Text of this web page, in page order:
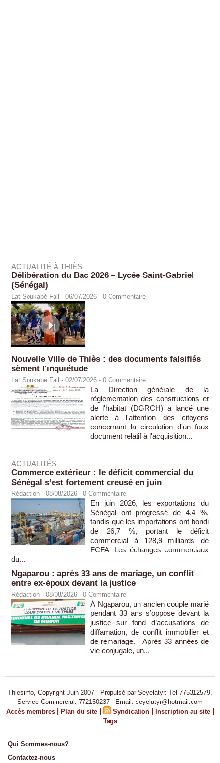
ACTUALITÉ À THIÈS
Délibération du Bac 2026 – Lycée Saint-Gabriel
(Sénégal)
Lat Soukabé Fall - 06/07/2026 - 0 Commentaire
Nouvelle Ville de Thiès : des documents falsifiés
sèment l'inquiétude
Lat Soukabé Fall - 02/07/2026 - 0 Commentaire
La Direction générale de la
réglementation des constructions et
de l'habitat (DGRCH) a lancé une
alerte à l'attention des citoyens
concernant la circulation d'un faux
document relatif à l'acquisition...
ACTUALITÉS
Commerce extérieur : le déficit commercial du
Sénégal s’est fortement creusé en juin
Rédaction - 08/08/2026 - 0 Commentaire
En juin 2026, les exportations du
Sénégal ont progressé de 4,4 %,
tandis que les importations ont bondi
de 26,7 %, portant le déficit
commercial à 128,9 milliards de
FCFA. Les échanges commerciaux
du...
Ngaparou : après 33 ans de mariage, un conflit
entre ex-époux devant la justice
Rédaction - 08/08/2026 - 0 Commentaire
À Ngaparou, un ancien couple marié
pendant 33 ans s’oppose devant la
justice sur fond d’accusations de
diffamation, de conflit immobilier et
de remariage. Après 33 années de
vie conjugale, un...
Thiesinfo, Copyright Juin 2007 - Propulsé par Seyelatyr: Tel 775312579.
Service Commercial: 772150237 - Email: seyelatyr@hotmail.com
Accès membres | Plan du site | Syndication | Inscription au site |
Tags
Qui Sommes-nous?
Contactez-nous